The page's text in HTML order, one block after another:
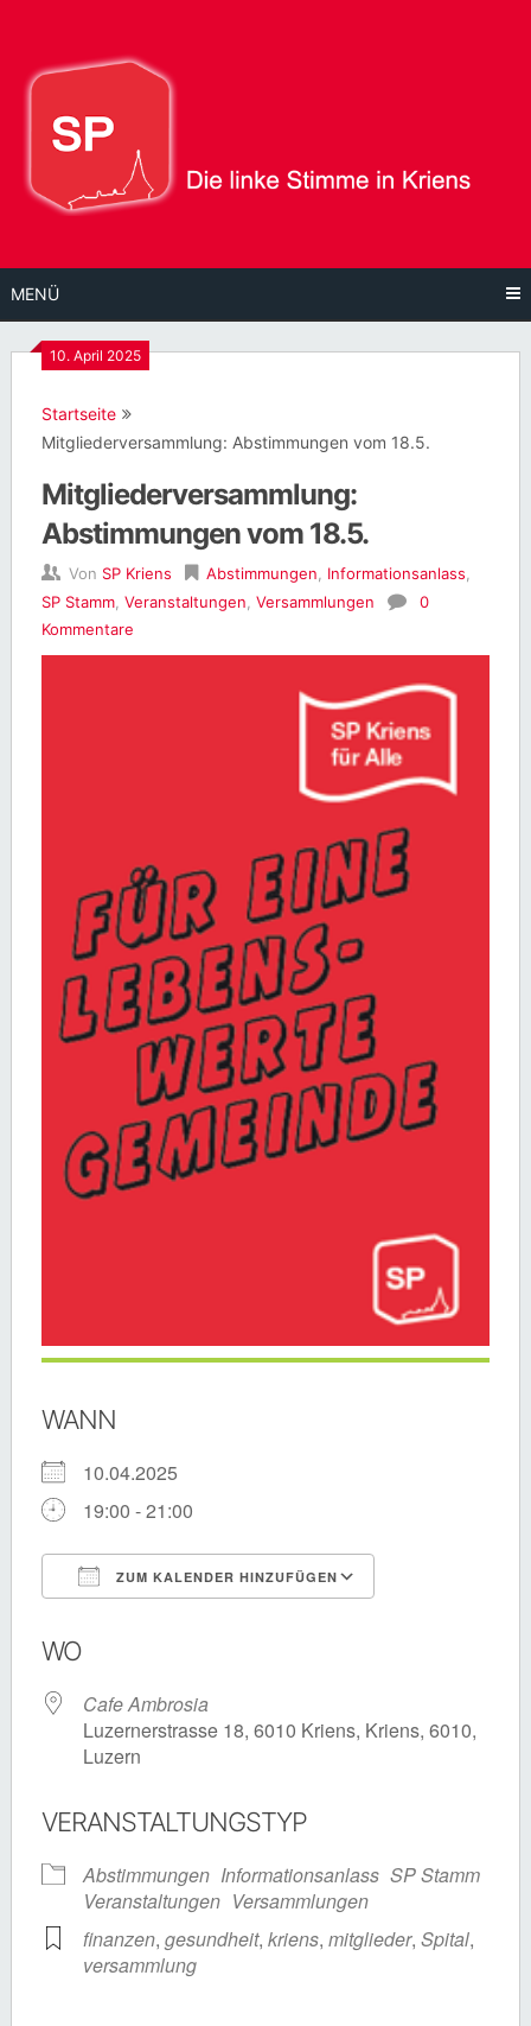
Inhalt
MENÜ
10. April 2025
Startseite
Mitgliederversammlung: Abstimmungen vom 18.5.
Mitgliederversammlung:
Abstimmungen vom 18.5.
Von SP Kriens Abstimmungen Informationsanlass
SP Stamm, Veranstaltungen Versammlungen
0
Kommentare
WANN
10.04.2025
19:00 - 21:00
ZUM KALENDER HINZUFÜGEN
WO
Cafe Ambrosia
Luzernerstrasse 18, 6010 Kriens, Kriens, 6010,
Luzern
VERANSTALTUNGSTYP
Abstimmungen Informationsanlass SP Stamm
Veranstaltungen Versammlungen
finanzen, gesundheit, kriens, mitglieder, Spital,
versammlung